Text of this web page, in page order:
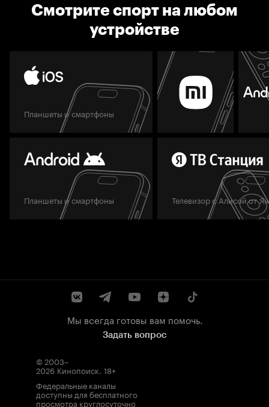
Смотрите спорт на любом
устройстве
Планшеты и смартфоны
Планшеты и смартфоны Телевизор с Алисой от
Мы всегда готовы вам помочь.
Задать вопрос
© 2003–
2026 Кинопоиск. 18+
Федеральные каналы
доступны для бесплатного
просмотра круглосуточно